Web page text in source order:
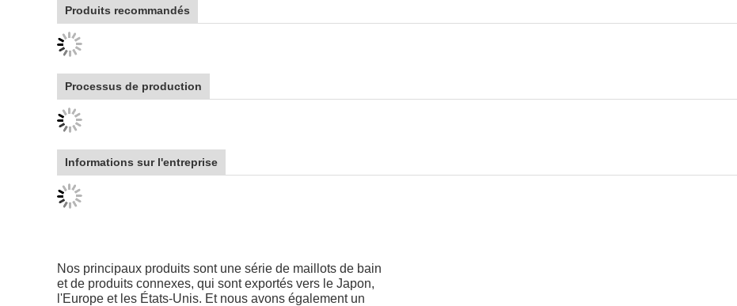
Produits recommandés
Processus de production
Informations sur l'entreprise
Nos principaux produits sont une série de maillots de bain
et de produits connexes, qui sont exportés vers le Japon,
l'Europe et les États-Unis. Et nous avons également un